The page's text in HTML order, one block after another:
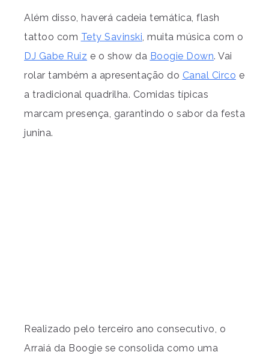
Além disso, haverá cadeia temática, flash
tattoo com Tety Savinski, muita música com o
DJ Gabe Ruiz e o show da Boogie Down. Vai
rolar também a apresentação do Canal Circo e
a tradicional quadrilha. Comidas típicas
marcam presença, garantindo o sabor da festa
junina.
Realizado pelo terceiro ano consecutivo, o
Arraiá da Boogie se consolida como uma